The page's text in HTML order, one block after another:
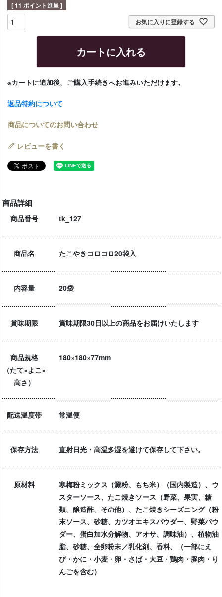
[11 ポイント進呈 ]
お気に入りに登録する
カートに入れる
※カートに追加後、ご購入手続きへお進みいただけます。
返品特約について
商品についてのお問い合わせ
レビューを書く
商品詳細
商品番号 tk_127
商品名 たこやきコロコロ20袋入
内容量 20袋
賞味期限 賞味期限30日以上の商品をお届けいたします
商品規格
（たて×よこ×
高さ）
180×180×77mm
配送温度帯 常温便
保存方法 直射日光・高温多湿を避けて保存して下さい。
原材料
寒梅粉ミックス（澱粉、もち米）（国内製造）、ウ
スターソース、たこ焼きソース（野菜、果実、糖
類、醸造酢、その他）、たこ焼きシーズニング（粉
末ソース、砂糖、カツオエキスパウダー、野菜パウ
ダー、蛋白加水分解物、アオサ、調味油）、植物油
脂、砂糖、全卵粉末／乳化剤、香料、（一部にえ
び・かに・小麦・卵・さば・大豆・鶏肉・豚肉・り
んごを含む）